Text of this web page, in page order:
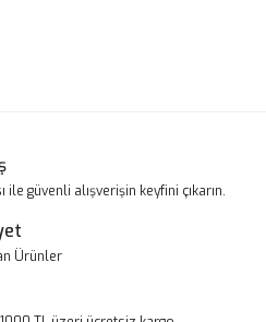
Yaz
veya görüntülenemiyor.
olmalı.
ile güvenli alışverişin keyfini çıkarın.
Ürünler